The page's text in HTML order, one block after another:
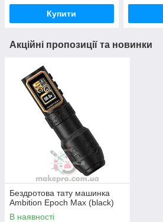
Купити
Акційні пропозиції та новинки
Бездротова тату машинка
Ambition Epoch Max (black)
В наявності